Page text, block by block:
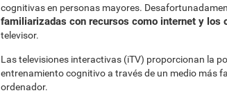
cognitivas en personas mayores.
familiarizadas con recursos como internet y los
televisor.
Las televisiones interactivas (iTV) proporcionan la
entrenamiento cognitivo a través de un medio más
ordenador.